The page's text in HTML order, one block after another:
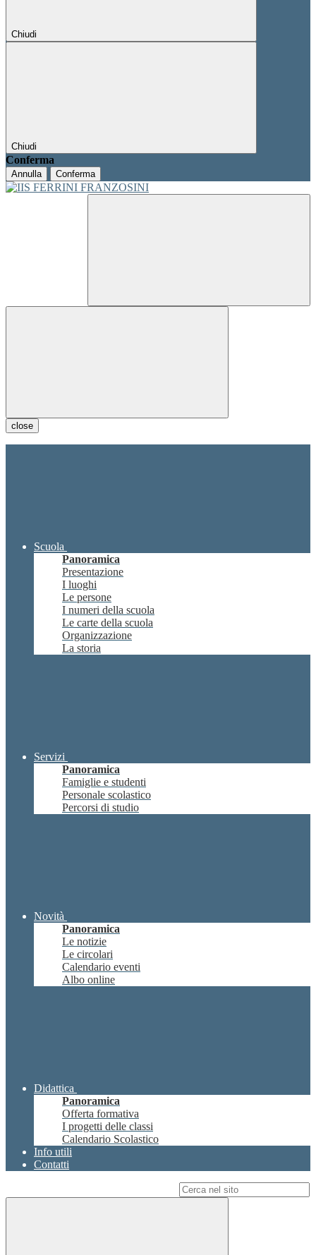
Chiudi
Chiudi
Conferma
Annulla Conferma
close
Scuola
Panoramica
Presentazione
I luoghi
Le persone
I numeri della scuola
Le carte della scuola
Organizzazione
La storia
Servizi
Panoramica
Famiglie e studenti
Personale scolastico
Percorsi di studio
Novità
Panoramica
Le notizie
Le circolari
Calendario eventi
Albo online
Didattica
Panoramica
Offerta formativa
I progetti delle classi
Calendario Scolastico
Info utili
Contatti